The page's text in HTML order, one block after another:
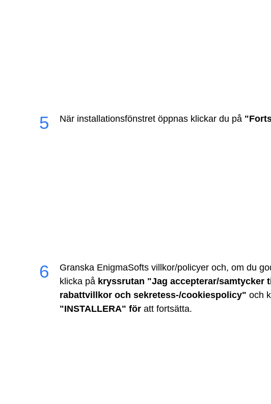
När installationsfönstret öppnas klickar du på
Granska EnigmaSofts villkor/policyer och, om du
klicka på kryssrutan "Jag accepterar/samtycker
rabattvillkor och sekretess-/cookiespolicy" och
"INSTALLERA" för att fortsätta.